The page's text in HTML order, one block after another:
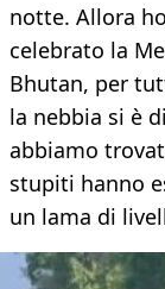
notte. Allora
celebrato la
Bhutan, per
la nebbia si è
abbiamo
stupiti hanno
un lama di